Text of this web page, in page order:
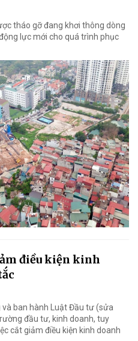
tháo gỡ đang khơi thông dòng
lực mới cho quá trình phục
điều kiện kinh
ban hành Luật Đầu tư (sửa
đầu tư, kinh doanh, tuy
cắt giảm điều kiện kinh doanh